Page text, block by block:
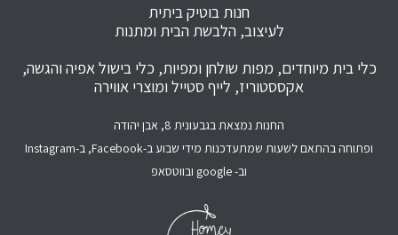
חנות בוטיק ביתית
לעיצוב, הלבשת הבית ומתנות
כלי בית מיוחדים, מפות שולחן ומפיות, כלי בישול אפיה והגשה,
אקססטוריז, לייף סטייל ומוצרי אווירה
החנות נמצאת בגבעונית 8, אבן יהודה
ופתוחה בהתאם לשעות שמתעדכנות מידי שבוע ב-Facebook, ב-Instagram
וב- google ובווטסאפ